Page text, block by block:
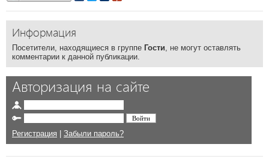
Информация
Посетители, находящиеся в группе Гости, не могут оставлять
комментарии к данной публикации.
Авторизация на сайте
Регистрация | Забыли пароль?